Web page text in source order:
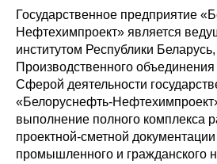
Государственное предприятие
Нефтехимпроект» является
институтом Республики
Производственного
Сферой деятельности
«Белоруснефть-
выполнение полного комплекса
проектной-сметной
промышленного и гражданского